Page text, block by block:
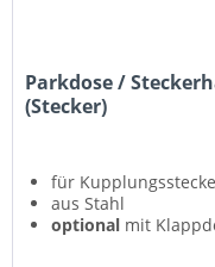
Parkdose /
(Stecker)
für
aus Stahl
optional mit